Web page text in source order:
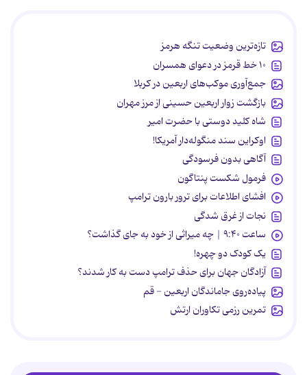
تازه‌ترین وضعیت تنگه هرمز
۱۰ خط قرمز در دعوای همسران
جمع‌آوری موکب‌های اربعین در کربلا
بازگشت زوار اربعین حسینی از مرز مهران
شاه کلید دوستی با حضرت امیر
اوکراین سند منگوله‌دار آمریکا!
آگاهی بدون فرسودگی
فرمول شکست پنتاگون
افشای اطلاعات برای ترور بارون ترامپ
نجات از غرق شدگی
ساعت ۹:۴۰ | چه میراثی از خود به جای گذاشت؟
یک کودک دو چهره!
آزادگان جهان برای حذف ترامپ دست به کار شدند؟
پیاده‌روی جاماندگان اربعین - قم
تمرین رزمی تکاوران ارتش